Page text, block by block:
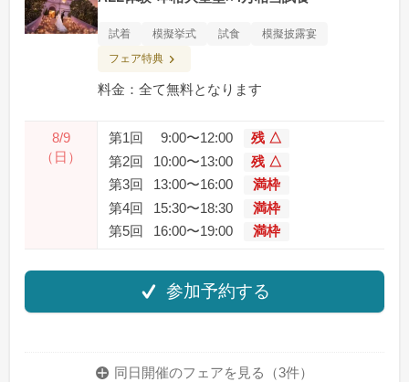
試着 模擬挙式 試食
模擬披露宴
フェア特典
料金：全て無料となります
8/9
（日）
第1回 9:00〜12:00
残 △
第2回
10:00〜13:00
残 △
第3回
13:00〜16:00
満枠
第4回
15:30〜18:30
満枠
第5回
16:00〜19:00 満枠
参加予約する
同日開催のフェアを 見る（3件）